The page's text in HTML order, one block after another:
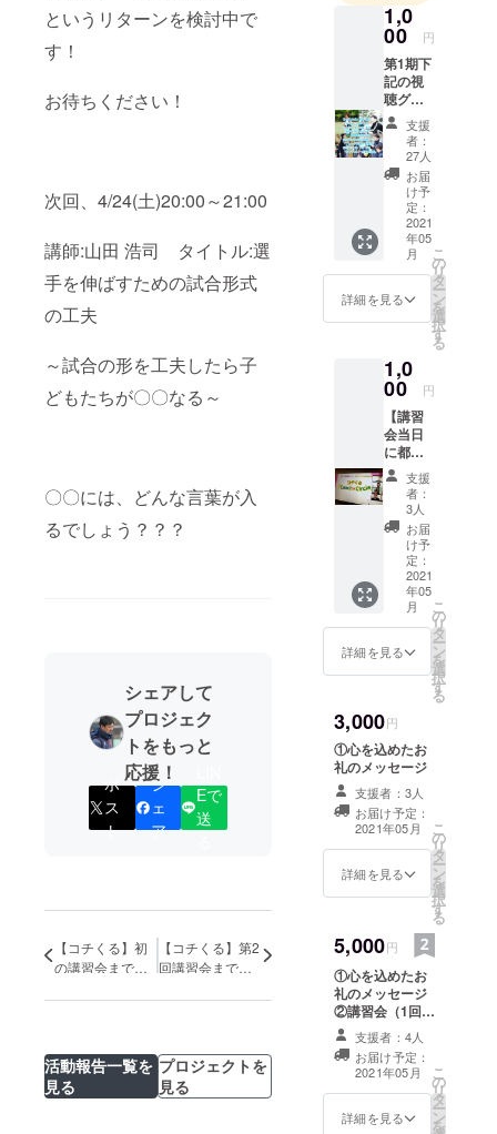
というリターンを検討中で
す！
お待ちください！
次回、4/24(土)20:00～21:00
講師:山田 浩司 タイトル:選
手を伸ばすための試合形式
の工夫
～試合の形を工夫したら子
どもたちが〇〇なる～
〇〇には、どんな言葉が入
るでしょう？？？
シェアして
プロジェク
トをもっと
応援！
ポ
ス
ト
シ
ェ
ア
Eで
送
【コチくる】初
の講習会まで、
【コチくる】第2
回講習会まで、
活動報告一覧を
見る
プロジェクトを
見る
1,0
00 円
第1期下
記の視
聴グ
ループ
として
の参加
権1回分
※最大4
回分購
入でき
ます 第
１期 １
回目 4
月10日
(土) 黒
「子ど
もとの
接し
方」 ２
回目 4
月24日
(土) 山
田 浩
司
「選手
を伸ば
すため
の試合
形式の
工夫」
３回目
5月 8日
(土) 辻
「プ
ること
の重要
性」 4
回目 5
月22日
(土) 千
也
「なで
リーグ
監督日
記」 ※
備考欄
にいつ
の参加
権を希
望する
かご記
入くだ
さい。
申し込
支援
者：
27人
お届
け予
定：
2021
年05
月
詳細を見る
こ
の
リ
タ
ー
ン
を
選
択
す
る
1,0
00 円
【講習
会当日
に都合
が悪い
方用】
講習会1
時間の
様子の
録画を
お渡し
いたし
ます。
録画ご
覧に
なった
トにご
ださ
い。 ※
備考欄
に希望
する講
何回か
など、
ように
ご記入
くださ
い
支援
者：
3人
お届
け予
定：
2021
年05
月
詳細を見る
こ
の
リ
タ
ー
ン
を
選
択
す
る
3,000円
①心を込めたお
礼のメッセージ
支援者：3人
お届け予定：
2021年05月
詳細を見る
こ
の
リ
タ
ー
ン
を
選
択
す
る
5,000円
①心を込めたお
礼のメッセージ
②講習会（1回）
にて参加者の皆
様に向けて、お
名前（もしくは
ニックネーム）
を呼ばせていた
だきます。 ま
支援者：4人
お届け予定：
2021年05月
詳細を見る
こ
の
リ
タ
ー
ン
を